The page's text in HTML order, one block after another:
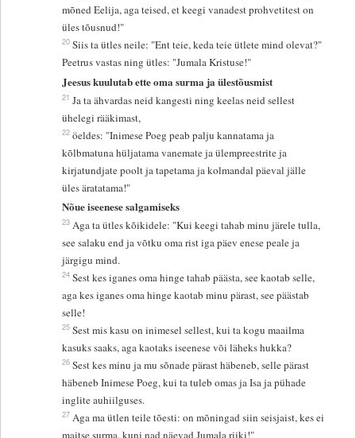
mõned Eelija, aga teised, et keegi vanadest prohvetitest on
üles tõusnud!"
20 Siis ta ütles neile: "Ent teie, keda teie ütlete mind olevat?"
Peetrus vastas ning ütles: "Jumala Kristuse!"
Jeesus kuulutab ette oma surma ja ülestõusmist
21 Ja ta ähvardas neid kangesti ning keelas neid sellest
ühelegi rääkimast,
22 öeldes: "Inimese Poeg peab palju kannatama ja
kõlbmatuna hüljatama vanemate ja ülempreestrite ja
kirjatundjate poolt ja tapetama ja kolmandal päeval jälle
üles äratatama!"
Nõue iseenese salgamiseks
23 Aga ta ütles kõikidele: "Kui keegi tahab minu järele tulla,
see salaku end ja võtku oma rist iga päev enese peale ja
järgigu mind.
24 Sest kes iganes oma hinge tahab päästa, see kaotab selle,
aga kes iganes oma hinge kaotab minu pärast, see päästab
selle!
25 Sest mis kasu on inimesel sellest, kui ta kogu maailma
kasuks saaks, aga kaotaks iseenese või läheks hukka?
26 Sest kes minu ja mu sõnade pärast häbeneb, selle pärast
häbeneb Inimese Poeg, kui ta tuleb omas ja Isa ja pühade
inglite auhiilguses.
27 Aga ma ütlen teile tõesti: on mõningad siin seisjaist, kes ei
maitse surma, kuni nad näevad Jumala riiki!"